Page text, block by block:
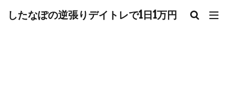
したなぽの逆張りデイトレで1日1万円